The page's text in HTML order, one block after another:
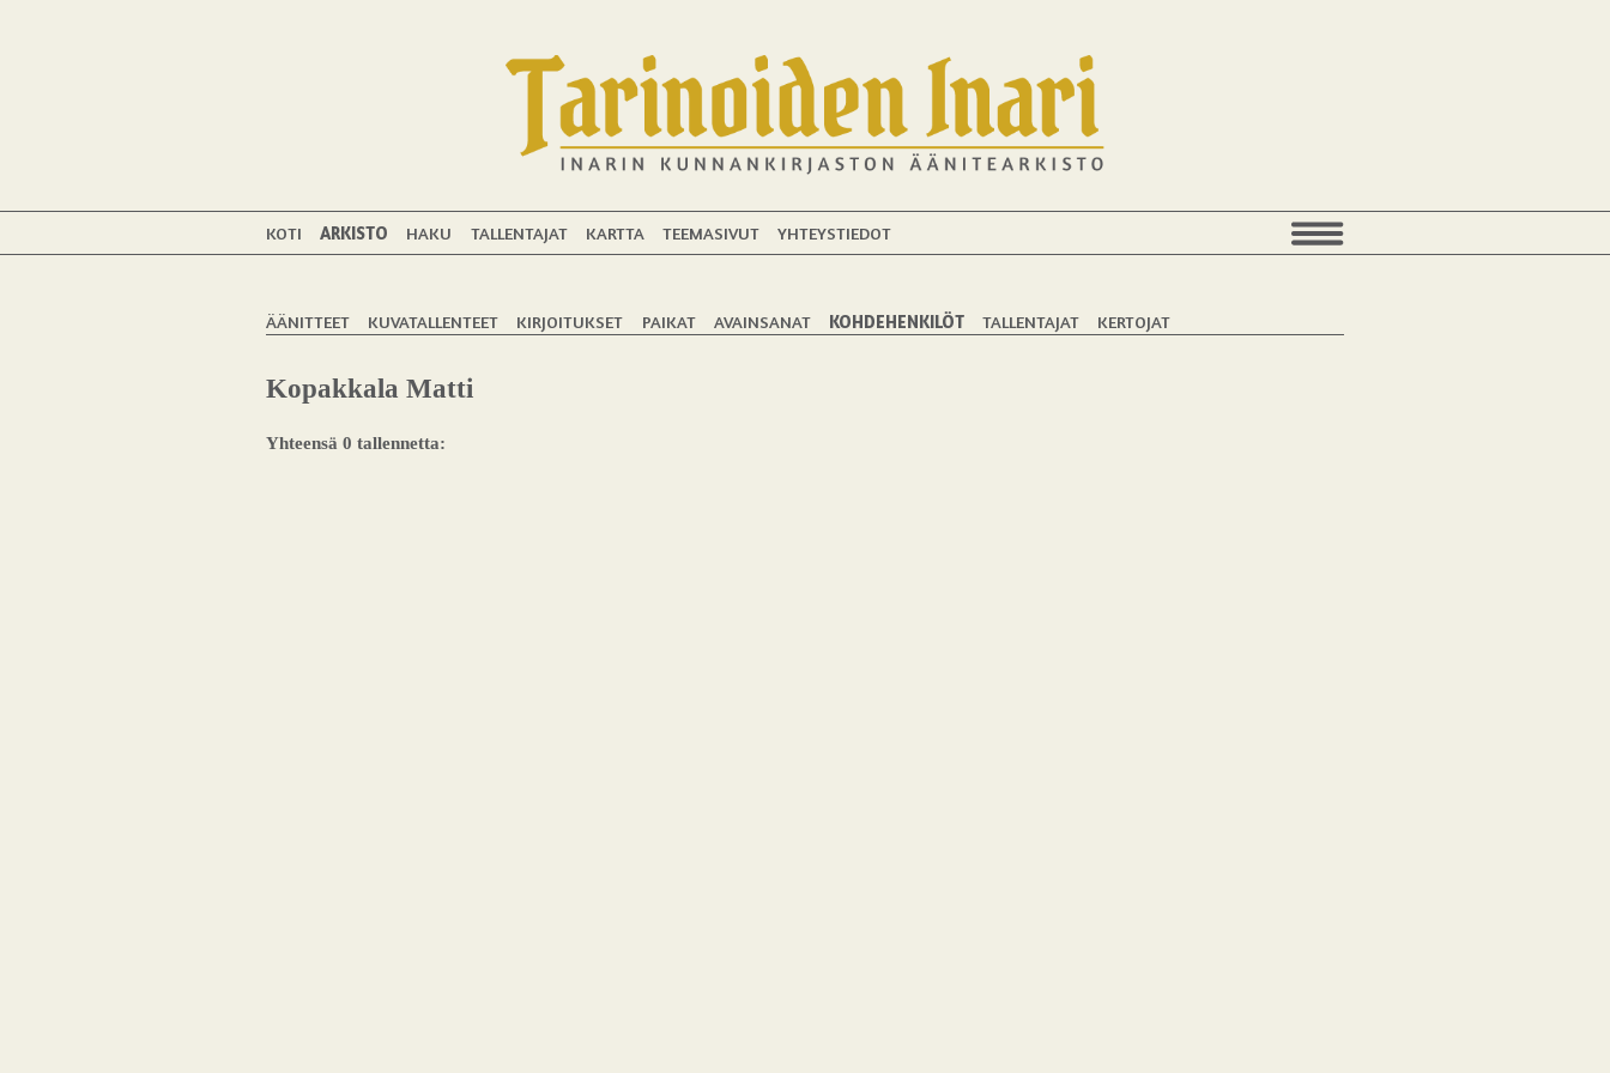
KOTI ARKISTO HAKU TALLENTAJAT KARTTA TEEMASIVUT YHTEYSTIEDOT
ÄÄNITTEET KUVATALLENTEET KIRJOITUKSET PAIKAT AVAINSANAT KOHDEHENKILÖT TALLENTAJAT KERTOJAT
Kopakkala Matti
Yhteensä 0 tallennetta: